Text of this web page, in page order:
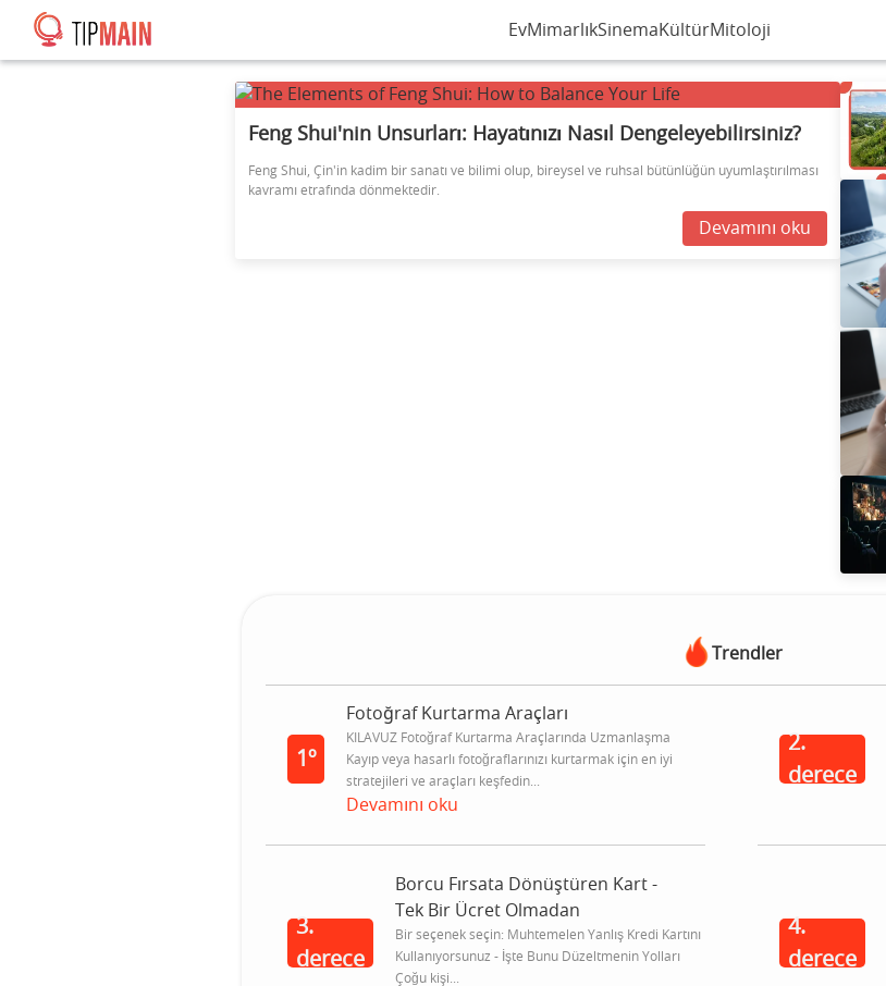
EvMimarlıkSinema KültürMitoloji
Feng Shui'nin Unsurları: Hayatınızı Nasıl Dengeleyebilirsiniz?
Feng Shui, Çin'in kadim bir sanatı ve bilimi olup, bireysel ve ruhsal bütünlüğün uyumlaştırılması
kavramı etrafında dönmektedir.
Devamını oku
Trendler
1º
Fotoğraf Kurtarma Araçları
KILAVUZ Fotoğraf Kurtarma Araçlarında Uzmanlaşma
Kayıp veya hasarlı fotoğraflarınızı kurtarmak için en iyi
stratejileri ve araçları keşfedin...
Devamını oku
2.
derece
3.
derece
Borcu Fırsata Dönüştüren Kart -
Tek Bir Ücret Olmadan
Bir seçenek seçin: Muhtemelen Yanlış Kredi Kartını
Kullanıyorsunuz - İşte Bunu Düzeltmenin Yolları
Çoğu kişi...
4.
derece